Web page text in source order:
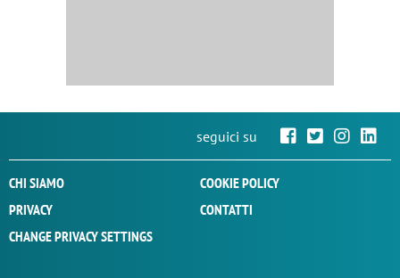
seguici su
CHI SIAMO
COOKIE POLICY
PRIVACY
CONTATTI
CHANGE PRIVACY SETTINGS